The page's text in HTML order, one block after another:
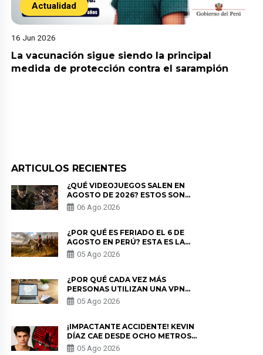
Actualidad
16 Jun 2026
La vacunación sigue siendo la principal
medida de protección contra el sarampión
ARTICULOS RECIENTES
¿QUÉ VIDEOJUEGOS SALEN EN
AGOSTO DE 2026? ESTOS SON
LOS ESTRENOS MÁS ESPERADOS
06 Ago 2026
¿POR QUÉ ES FERIADO EL 6 DE
AGOSTO EN PERÚ? ESTA ES LA
HISTORIA
05 Ago 2026
¿POR QUÉ CADA VEZ MÁS
PERSONAS UTILIZAN UNA VPN
PARA PROTEGER SU
PRIVACIDAD?
05 Ago 2026
¡IMPACTANTE ACCIDENTE! KEVIN
DÍAZ CAE DESDE OCHO METROS
EN “ESTO ES GUERRA” Y GENERA
05 Ago 2026